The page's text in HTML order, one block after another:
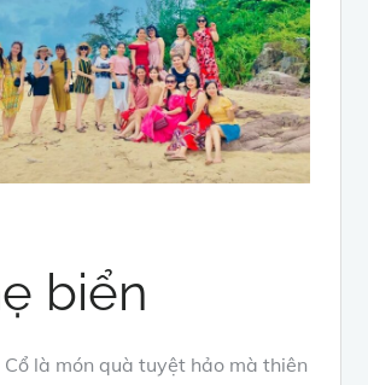
biển
Cổ là món quà tuyệt hảo mà thiên